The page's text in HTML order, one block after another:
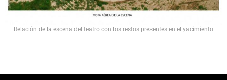
Relación de la escena del teatro con los restos presentes en el yacimiento